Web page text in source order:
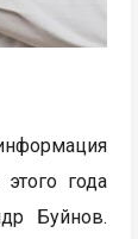
года
Буйнов.